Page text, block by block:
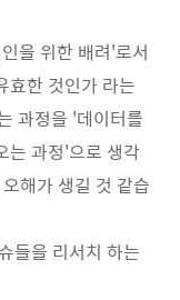
을 위한 배려'로서
효한 것인가 라는
과정을 '데이터를
는 과정'으로 생각
해가 생길 것 같습
들을 리서치 하는